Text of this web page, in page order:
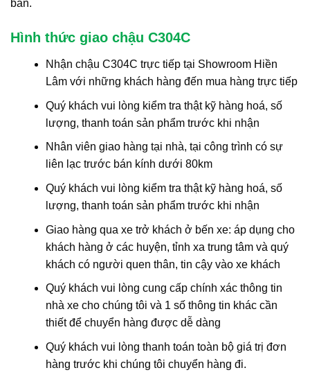
bán.
Hình thức giao chậu C304C
Nhận chậu C304C trực tiếp tại Showroom Hiền
Lâm với những khách hàng đến mua hàng trực tiếp
Quý khách vui lòng kiểm tra thật kỹ hàng hoá, số
lượng, thanh toán sản phẩm trước khi nhận
Nhân viên giao hàng tại nhà, tại công trình có sự
liên lạc trước bán kính dưới 80km
Quý khách vui lòng kiểm tra thật kỹ hàng hoá, số
lượng, thanh toán sản phẩm trước khi nhận
Giao hàng qua xe trở khách ở bến xe: áp dụng cho
khách hàng ở các huyện, tỉnh xa trung tâm và quý
khách có người quen thân, tin cậy vào xe khách
Quý khách vui lòng cung cấp chính xác thông tin
nhà xe cho chúng tôi và 1 số thông tin khác cần
thiết để chuyển hàng được dễ dàng
Quý khách vui lòng thanh toán toàn bộ giá trị đơn
hàng trước khi chúng tôi chuyển hàng đi.